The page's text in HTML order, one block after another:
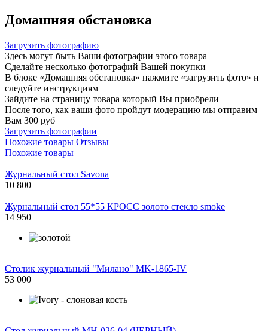
Домашняя обстановка
Загрузить фотографию
Здесь могут быть Ваши фотографии этого товара
Сделайте несколько фотографий Вашей покупки
В блоке «Домашняя обстановка» нажмите «загрузить фото» и
следуйте инструкциям
Зайдите на страницу товара который Вы приобрели
После того, как ваши фото пройдут модерацию мы отправим
Вам 300 руб
Загрузить фотографии
Похожие товары Отзывы
Похожие товары
Журнальный стол Savona
10 800
Журнальный стол 55*55 КРОСС золото стекло smoke
14 950
Столик журнальный "Милано" MK-1865-IV
53 000